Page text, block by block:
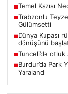
■Temel Kazısı
■Trabzonlu
Gülümsetti
■Dünya Kupası
dönüşünü
■Tunceli’de otluk
■Burdur’da Park
Yaralandı